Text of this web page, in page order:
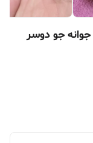
جو دوسر